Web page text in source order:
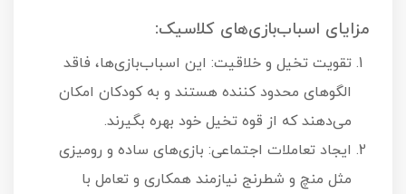
مزایای اسباب‌بازی‌های کلاسیک:
تقویت تخیل و خلاقیت: این اسباب‌بازی‌ها، فاقد
الگوهای محدود کننده هستند و به کودکان امکان
می‌دهند که از قوه تخیل خود بهره بگیرند.
ایجاد تعاملات اجتماعی: بازی‌های ساده و رومیزی
مثل منچ و شطرنج نیازمند همکاری و تعامل با